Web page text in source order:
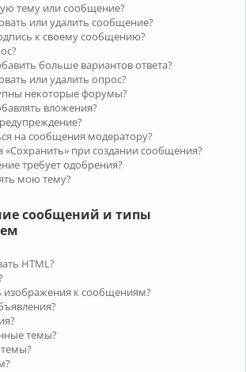
тему или сообщение?
или удалить сообщение?
к своему сообщению?
больше вариантов ответа?
или удалить опрос?
некоторые форумы?
вложения?
на сообщения модератору?
«Сохранить» при создании сообщения?
требует одобрения?
мою тему?
сообщений и типы
HTML?
изображения к сообщениям?
темы?